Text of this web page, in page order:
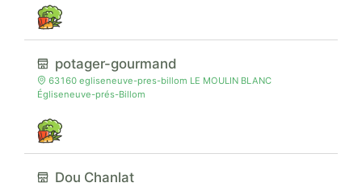
potager-gourmand
63160 egliseneuve-pres-billom LE MOULIN BLANC
Égliseneuve-prés-Billom
Dou Chanlat